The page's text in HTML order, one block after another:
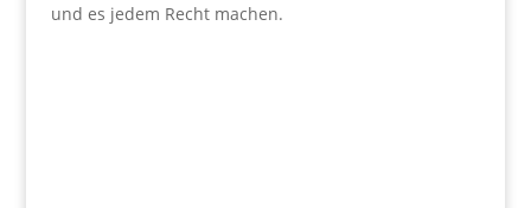
und es jedem Recht machen.